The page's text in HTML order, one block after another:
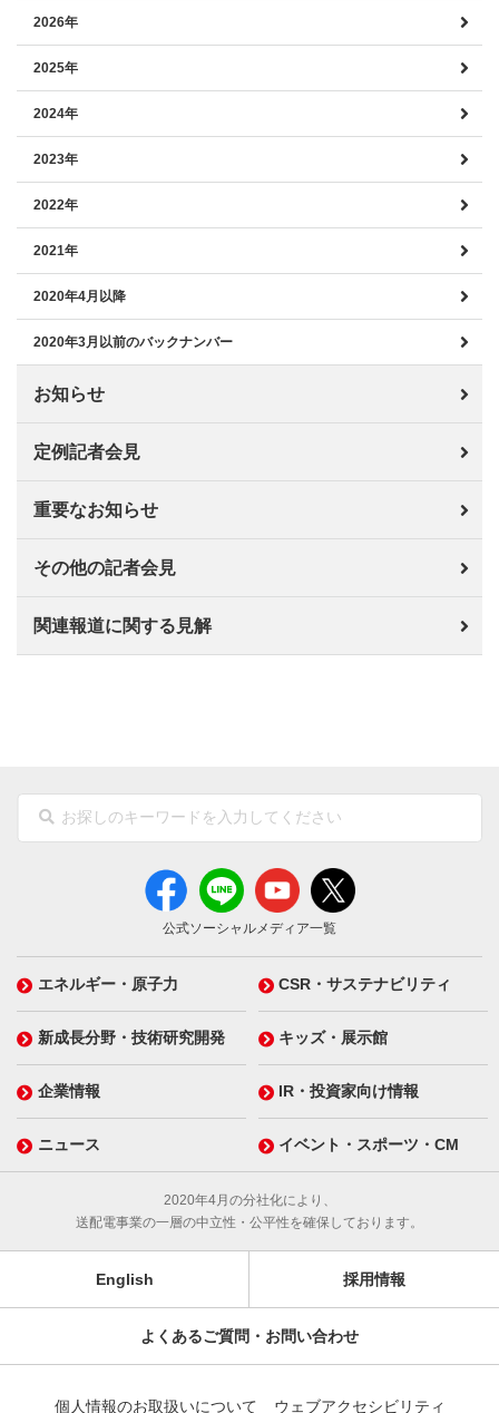
2026年
2025年
2024年
2023年
2022年
2021年
2020年4月以降
2020年3月以前のバックナンバー
お知らせ
定例記者会見
重要なお知らせ
その他の記者会見
関連報道に関する見解
公式ソーシャルメディア一覧
エネルギー・原子力 CSR・サステナビリティ
新成長分野・技術研究開発 キッズ・展示館
企業情報 IR・投資家向け情報
ニュース イベント・スポーツ・CM
2020年4月の分社化により、
送配電事業の一層の中立性・公平性を確保しております。
English 採用情報
よくあるご質問・お問い合わせ
個人情報のお取扱いについて ウェブアクセシビリティ